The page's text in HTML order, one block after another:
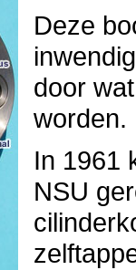
Deze
door
worden.
In 1961
NSU